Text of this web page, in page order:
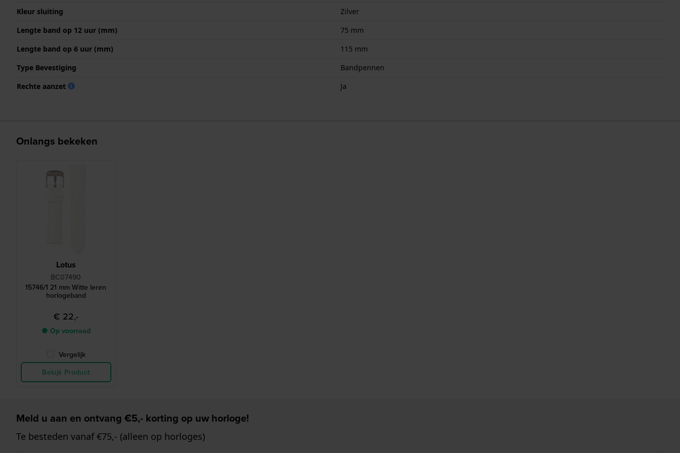
Kleur sluiting
Zilver
Lengte band op 12 uur (mm)
75 mm
Lengte band op 6 uur (mm)
115 mm
Type Bevestiging
Bandpennen
Rechte aanzet
Ja
Onlangs bekeken
Lotus
BC07490
15746/1 21 mm Witte leren
horlogeband
€ 22,-
● Op voorraad
Vergelijk
Bekijk Product
Meld u aan en ontvang €5,- korting op uw horloge!
Te besteden vanaf €75,- (alleen op horloges)